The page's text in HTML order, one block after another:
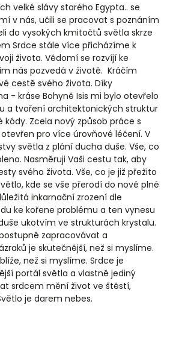
slávy starého Egypta.. se
v nás, učili se pracovat s poznáním
do vysokých kmitočtů světla skrze
Srdce stále více přicházíme k
života. Vědomí se rozvíjí ke
nás pozvedá v životě. Kráčím
cestě svého života. Díky
- kráse Bohyně Isis mi bylo otevřelo
a tvoření architektonických struktur
kódy. Zcela nový způsob práce s
pro více úrovňové léčení. V
světla z plání ducha duše. Vše, co
Nasměruji Vaši cestu tak, aby
svého života. Vše, co je již přežito
kde se vše přerodí do nové plné
inkarnační zrození dle
ke kořene problému a ten vynesu
ukotvím ve strukturách krystalu.
zapracovávat a
je skutečnější, než si myslíme.
než si myslíme. Srdce je
portál světla a vlastně jediný
srdcem mění život ve štěstí,
je darem nebes.